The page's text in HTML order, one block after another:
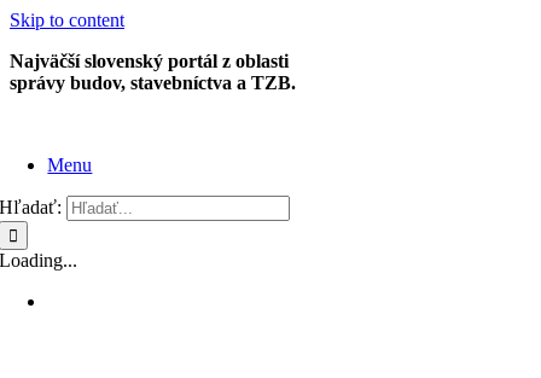
Skip to content
Najväčší slovenský portál z oblasti
správy budov, stavebníctva a TZB.
Menu
Hľadať:
Loading...